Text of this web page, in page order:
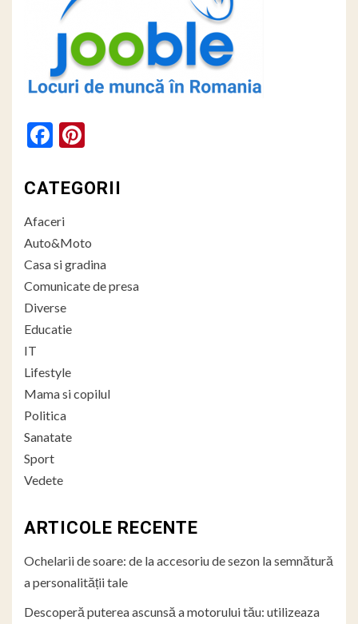
Facebook
CATEGORII
Afaceri
Auto&Moto
Casa si gradina
Comunicate de presa
Diverse
Educatie
IT
Lifestyle
Mama si copilul
Politica
Sanatate
Sport
Vedete
ARTICOLE RECENTE
Ochelarii de soare: de la accesoriu de sezon la semnătură
a personalității tale
Descoperă puterea ascunsă a motorului tău: utilizeaza